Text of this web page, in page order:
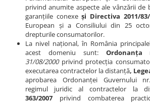
privind anumite aspecte ale vânzării de
garanțiile conexeși Directiva 2011/83/
European și a Consiliului din 25
drepturile consumatorilor.
La nivel național, în România
acest domeniu sunt: Ordonanţa
31/08/2000privind protecţia
executarea contractelor la distanţă,
aprobarea Ordonanței Guvernului
regimul juridic al contractelor la
363/2007 privind combaterea